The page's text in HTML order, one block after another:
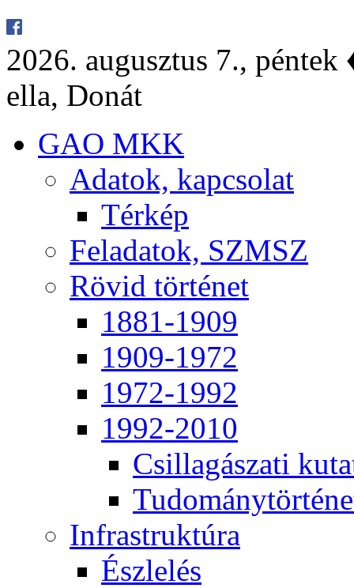
2026. au­gusz­tus 7.,
el­la, Do­nát
GAO MKK
Ada­tok, kap­cso­lat
Tér­kép
Fel­ada­tok, SZMSZ
Rö­vid tör­té­net
1881-1909
1909-1972
1972-1992
1992-2010
Csil­la­gá­sza­ti
Inf­ra­struk­tú­ra
Ész­le­lés